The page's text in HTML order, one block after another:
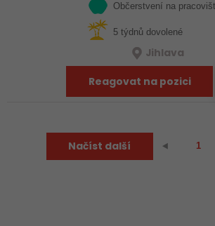
Občerstvení na
5 týdnů dovolené
Jihlava
Reagovat na pozici
Načíst další ⯇ 1